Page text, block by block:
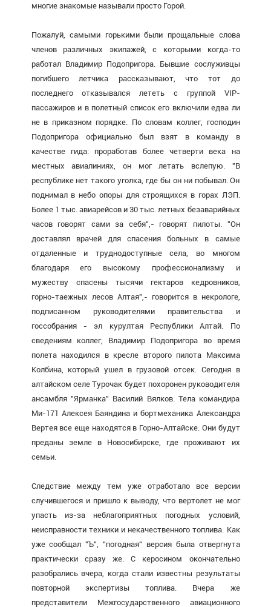
многие знакомые называли просто Горой.
Пожалуй, самыми горькими были прощальные слова
членов различных экипажей, с которыми когда-то
работал Владимир Подопригора. Бывшие сослуживцы
погибшего летчика рассказывают, что тот до
последнего отказывался лететь с группой VIP-
пассажиров и в полетный список его включили едва ли
не в приказном порядке. По словам коллег, господин
Подопригора официально был взят в команду в
качестве гида: проработав более четверти века на
местных авиалиниях, он мог летать вслепую. "В
республике нет такого уголка, где бы он ни побывал. Он
поднимал в небо опоры для строящихся в горах ЛЭП.
Более 1 тыс. авиарейсов и 30 тыс. летных безаварийных
часов говорят сами за себя",- говорят пилоты. "Он
доставлял врачей для спасения больных в самые
отдаленные и труднодоступные села, во многом
благодаря его высокому профессионализму и
мужеству спасены тысячи гектаров кедровников,
горно-таежных лесов Алтая",- говорится в некрологе,
подписанном руководителями правительства и
госсобрания - эл курултая Республики Алтай. По
сведениям коллег, Владимир Подопригора во время
полета находился в кресле второго пилота Максима
Колбина, который ушел в грузовой отсек. Сегодня в
алтайском селе Турочак будет похоронен руководителя
ансамбля "Ярманка" Василий Вялков. Тела командира
Ми-171 Алексея Баяндина и бортмеханика Александра
Вертея все еще находятся в Горно-Алтайске. Они будут
преданы земле в Новосибирске, где проживают их
семьи.
Следствие между тем уже отработало все версии
случившегося и пришло к выводу, что вертолет не мог
упасть из-за неблагоприятных погодных условий,
неисправности техники и некачественного топлива. Как
уже сообщал "Ъ", "погодная" версия была отвергнута
практически сразу же. С керосином окончательно
разобрались вчера, когда стали известны результаты
повторной экспертизы топлива. Вчера же
представители Межгосударственного авиационного